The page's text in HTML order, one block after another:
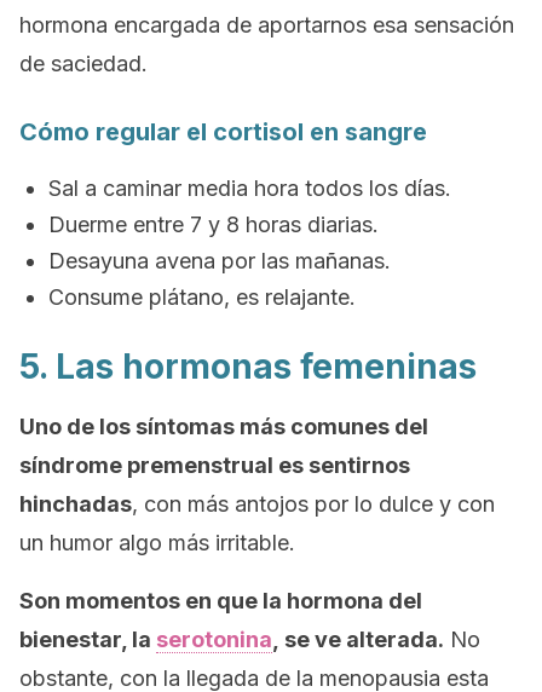
hormona encargada de aportarnos esa sensación
de saciedad.
Cómo regular el cortisol en sangre
Sal a caminar media hora todos los días.
Duerme entre 7 y 8 horas diarias.
Desayuna avena por las mañanas.
Consume plátano, es relajante.
5. Las hormonas femeninas
Uno de los síntomas más comunes del
síndrome premenstrual es sentirnos
hinchadas, con más antojos por lo dulce y con
un humor algo más irritable.
Son momentos en que la hormona del
bienestar, la serotonina , se ve alterada. No
obstante, con la llegada de la menopausia esta